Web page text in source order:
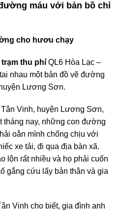
máu với bản bồ chỉ
cho hươu chạy
trạm thu phí QL6 Hòa Lạc –
nhau một bản đồ vẽ đường
Lương Sơn.
Vinh, huyện Lương Sơn,
tháng nay, những con đường
oằn mình chống chịu với
xe tải, đi qua địa bàn xã.
lộn rất nhiều và họ phải cuốn
gắng cứu lấy bản thân và gia
Vinh cho biết, gia đình anh